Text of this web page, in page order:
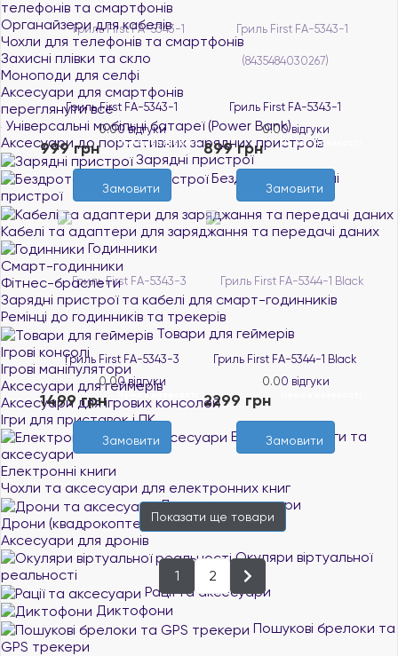
телефонів та смартфонів
Органайзери для кабелів
Чохли для телефонів та смартфонів
Захисні плівки та скло
Моноподи для селфі
Аксесуари для смартфонів
переглянути все
Універсальні мобільні батареї (Power Bank)
Аксесуари до портативних зарядних пристроїв
Зарядні пристрої
Бездротові зарядні
пристрої
Кабелі та адаптери для заряджання та передачі даних
Годинники
Смарт-годинники
Фітнес-браслети
Зарядні пристрої та кабелі для смарт-годинників
Ремінці до годинників та трекерів
Товари для геймерів
Ігрові консолі
Ігрові маніпулятори
Аксесуари для геймерів
Аксесуари для ігрових консолей
Ігри для приставок і ПК
Електронні книги та
аксесуари
Електронні книги
Чохли та аксесуари для електронних книг
Дрони та аксесуари
Дрони (квадрокоптери)
Аксесуари для дронів
Окуляри віртуальної
реальності
Рації та аксесуари
Диктофони
Пошукові брелоки та
GPS трекери
Гриль First FA-5343-1
0.00 відгуки
Нема в наявності
999 грн
Замовити
Гриль First FA-5343-1
0.00 відгуки
Нема в наявності
899 грн
Замовити
Гриль First FA-5343-3
0.00 відгуки
Нема в наявності
1499 грн
Замовити
Гриль First FA-5344-1 Black
0.00 відгуки
2299 грн
Замовити
Показати ще товари
1 2